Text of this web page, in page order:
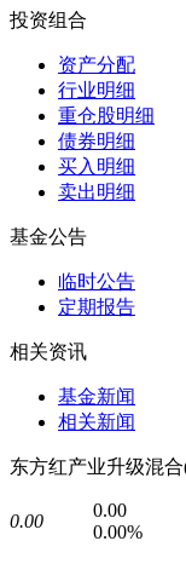
投资组合
资产分配
行业明细
重仓股明细
债券明细
买入明细
卖出明细
基金公告
临时公告
定期报告
相关资讯
基金新闻
相关新闻
东方红产业升级混合
0.00
0.00
0.00%